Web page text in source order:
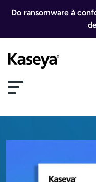
Do ransomware à